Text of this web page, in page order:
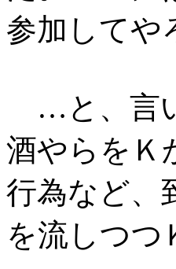
参加してや
…と、言
酒やらをＫ
行為など、
を流しつつ